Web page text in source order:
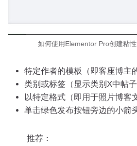
如何使用Elementor Pro创建粘
特定作者的模板（即客座博主
类别或标签（显示类别X中帖子
以特定格式（即用于照片博客
单击绿色发布按钮旁边的小箭
推荐：